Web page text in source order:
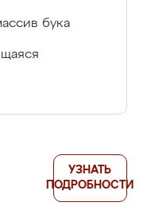
бука
УЗНАТЬ
ПОДРОБНОСТИ